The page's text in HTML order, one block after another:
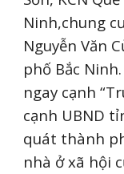
Ninh,chung
Nguyễn Văn
phố Bắc
ngay cạnh
cạnh UBND
quát thành
nhà ở xã hội